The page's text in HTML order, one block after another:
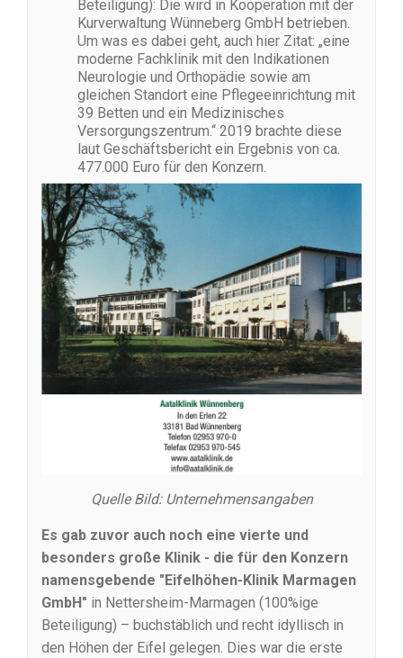
Beteiligung): Die wird in Kooperation mit der
Kurverwaltung Wünneberg GmbH betrieben.
Um was es dabei geht, auch hier Zitat: „eine
moderne Fachklinik mit den Indikationen
Neurologie und Orthopädie sowie am
gleichen Standort eine Pflegeeinrichtung mit
39 Betten und ein Medizinisches
Versorgungszentrum.“ 2019 brachte diese
laut Geschäftsbericht ein Ergebnis von ca.
477.000 Euro für den Konzern.
Quelle Bild: Unternehmensangaben
Es gab zuvor auch noch eine vierte und
besonders große Klinik - die für den Konzern
namensgebende "Eifelhöhen-Klinik Marmagen
GmbH" in Nettersheim-Marmagen (100%ige
Beteiligung) – buchstäblich und recht idyllisch in
den Höhen der Eifel gelegen. Dies war die erste